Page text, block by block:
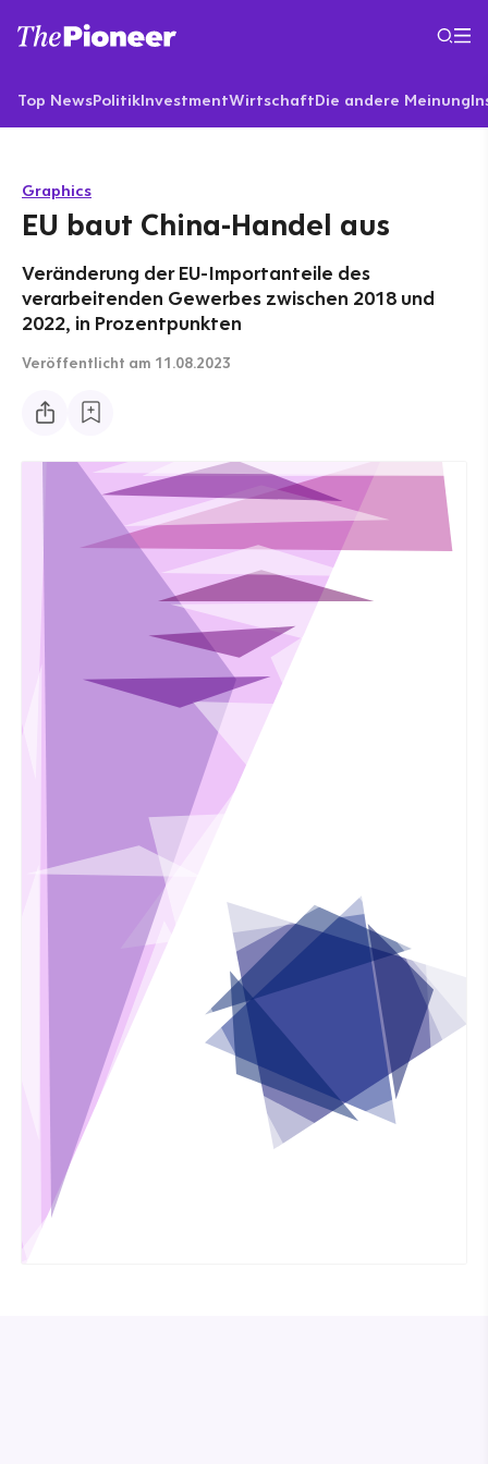
Top NewsPolitikInvestmentWirtschaftDie andere Meinung
Graphics
EU baut China-Handel aus
Veränderung der EU-Importanteile des
verarbeitenden Gewerbes zwischen 2018 und
2022, in Prozentpunkten
Veröffentlicht am 11.08.2023